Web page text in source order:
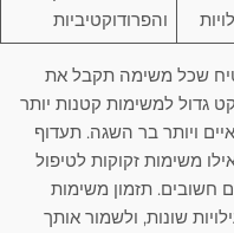
והפרודוקטיביות
שכל משימה תקבל את
גדול למשימות קטנות יותר
ויותר בר השגה. תעדוף
משימות זקוקות לטיפול
חשובים. תזמון משימות
שונות, ולשמור אותך